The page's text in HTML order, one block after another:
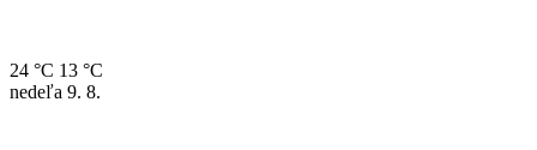
24 °C 13 °C
nedeľa 9. 8.